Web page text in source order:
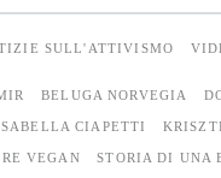
SULL'ATTIVISMO
BELUGA NORVEGIA
CIAPETTI
VEGAN STORIA DI UNA